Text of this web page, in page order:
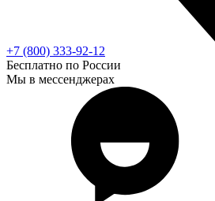
+7 (800) 333-92-12
Бесплатно по России
Мы в мессенджерах